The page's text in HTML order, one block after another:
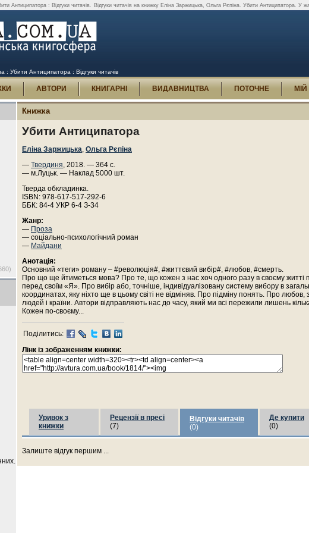
Антиципатора : Відгуки читачів. Відгуки читачів на книжку Еліна Заржицька, Ольга Рєпіна. Убити Антиципатора. У
: Убити Антиципатора : Відгуки читачів
АВТОРИ КНИГАРНІ ВИДАВНИЦТВА ПОТОЧНЕ
Книжка
Убити Антиципатора
Еліна Заржицька, Ольга Рєпіна
— Твердиня, 2018. — 364 с.
— м.Луцьк. — Наклад 5000 шт.
Тверда обкладинка.
ISBN: 978-617-517-292-6
ББК: 84-4 УКР 6-4 З-34
Жанр:
— Проза
— соціально-психологічний роман
— Майдани
Анотація:
Основний «теги» роману – #революція#, #життєвий вибір#, #любов, #смерть.
Про що ще йтиметься мова? Про те, що кожен з нас хоч одного разу в своєму житті
перед своїм «Я». Про вибір або, точніше, індивідуалізовану систему вибору в
координатах, яку ніхто ще в цьому світі не відміняв. Про підміну понять. Про любов,
людей і країни. Автори відправляють нас до часу, який ми всі пережили лишень
Кожен по-своєму...
Поділитись:
Лінк із зображенням книжки:
Уривок з
книжки
Рецензії в пресі
(7)
Відгуки читачів
(0)
Де купити
(0)
Залиште відгук першим ...